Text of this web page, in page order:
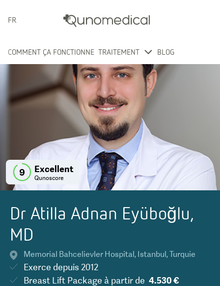
FRANÇAIS
COMMENT ÇA FONCTIONNE TRAITEMENT BLOG
9 Excellent
Qunoscore
Dr Atilla Adnan Eyüboğlu,
MD
Memorial Bahcelievler Hospital, Istanbul,Turquie
Exerce depuis 2012
Breast Lift Package à partir de 4.530 €